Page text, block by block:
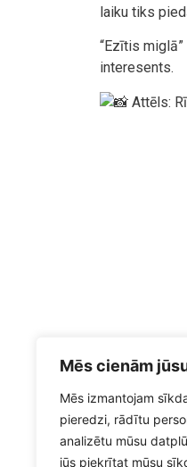
Mēs cienām
Mēs izmantojam
pieredzi, rādītu
analizētu mūsu
jūs piekrītat mūsu
laiku tiks
“Ezītis
interesents.
Attēls: